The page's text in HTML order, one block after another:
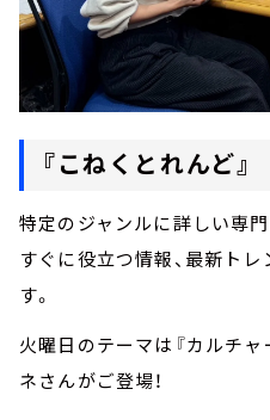
『こねくとれんど』
特定のジャンルに詳しい専
すぐに役立つ情報、最新ト
す。
火曜日のテーマは『カルチャ
ネさんがご登場！